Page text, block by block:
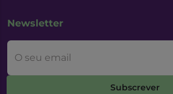
Newsletter
O seu email
Subscrever